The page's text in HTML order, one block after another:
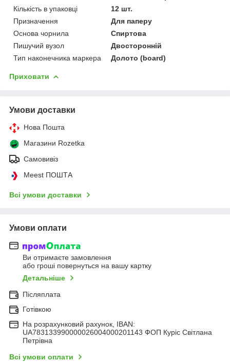
Кількість в упаковці
12 шт.
Призначення
Для паперу
Основа чорнила
Спиртова
Пишучий вузол
Двосторонній
Тип наконечника маркера
Долото (board)
Приховати
Умови доставки
Нова Пошта
Магазини Rozetka
Самовивіз
Meest ПОШТА
Всі умови доставки
Умови оплати
Ви отримаєте замовлення
або гроші повернуться на вашу картку
Детальніше
Післяплата
Готівкою
На розрахунковий рахунок, IBAN:
UA783133990000026004000201143 ФОП Куріс Світлана
Петрівна
Всі умови оплати